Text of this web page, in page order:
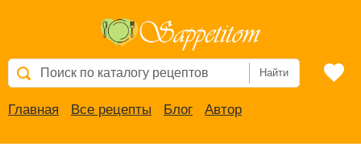
Найти
Главная Все рецепты Блог Автор